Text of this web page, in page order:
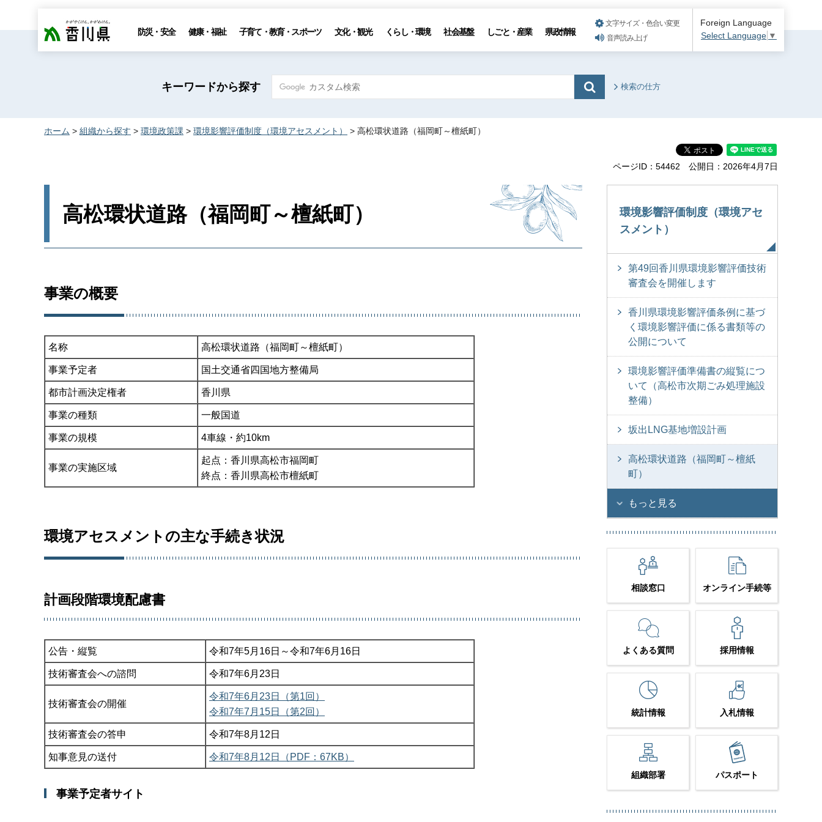
香川県 防災・安全 健康・福祉 子育て・教育・スポーツ 文化・観光 くらし・環境 社会基盤 しごと・産業 県政情報
文字サイズ・色合い変更
音声読み上げ
Foreign Language
Select Language ▼
キーワードから探す 検索の仕方
ホーム > 組織から探す > 環境政策課 > 環境影響評価制度（環境アセスメント） > 高松環状道路（福岡町～檀紙町）
ページID：54462 公開日：2026年4月7日
高松環状道路（福岡町～檀紙町）
事業の概要
名称 高松環状道路（福岡町～檀紙町）
事業予定者 国土交通省四国地方整備局
都市計画決定権者 香川県
事業の種類 一般国道
事業の規模 4車線・約10km
事業の実施区域
起点：香川県高松市福岡町
終点：香川県高松市檀紙町
環境アセスメントの主な手続き状況
計画段階環境配慮書
公告・縦覧 令和7年5月16日～令和7年6月16日
技術審査会への諮問 令和7年6月23日
技術審査会の開催
令和7年6月23日（第1回）
令和7年7月15日（第2回）
技術審査会の答申 令和7年8月12日
知事意見の送付 令和7年8月12日（PDF：67KB）
事業予定者サイト
環境影響評価制度（環境アセ
スメント）
第49回香川県環境影響評価技術
審査会を開催します
香川県環境影響評価条例に基づ
く環境影響評価に係る書類等の
公開について
環境影響評価準備書の縦覧につ
いて（高松市次期ごみ処理施設
整備）
坂出LNG基地増設計画
高松環状道路（福岡町～檀紙
町）
もっと見る
相談窓口 オンライン手続等
よくある質問 採用情報
統計情報 入札情報
組織部署 パスポート